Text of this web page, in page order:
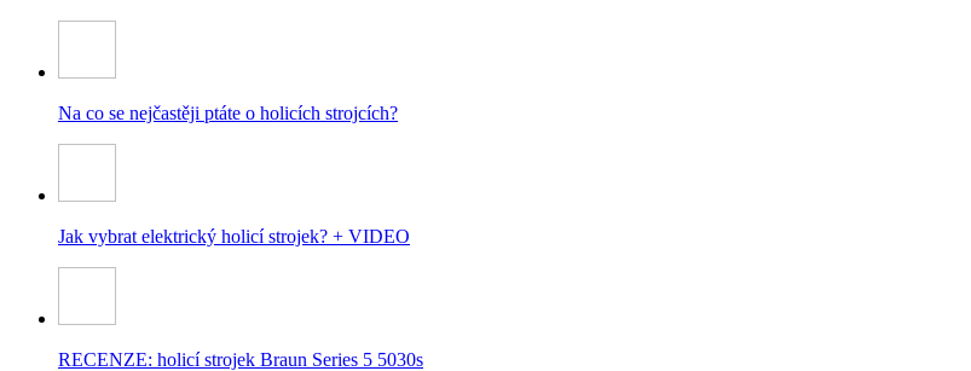
Na co se nejčastěji ptáte o holicích strojcích?
Jak vybrat elektrický holicí strojek? + VIDEO
RECENZE: holicí strojek Braun Series 5 5030s